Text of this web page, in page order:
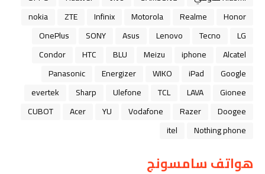
Honor
Realme
Motorola
Infinix
ZTE
nokia
LG
Tecno
Lenovo
Asus
SONY
OnePlus
Alcatel
iphone
Meizu
BLU
HTC
Condor
Google
iPad
WIKO
Energizer
Panasonic
Gionee
LAVA
TCL
Ulefone
Sharp
evertek
Doogee
Razer
Vodafone
YU
Acer
CUBOT
Nothing phone
itel
هواتف سامسونج